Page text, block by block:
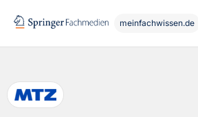
meinfachwissen.de